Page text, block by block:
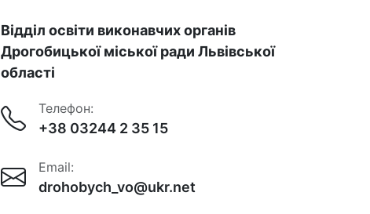
Відділ освіти виконавчих органів
Дрогобицької міської ради Львівської
області
Телефон:
+38 03244 2 35 15
Email:
drohobych_vo@ukr.net